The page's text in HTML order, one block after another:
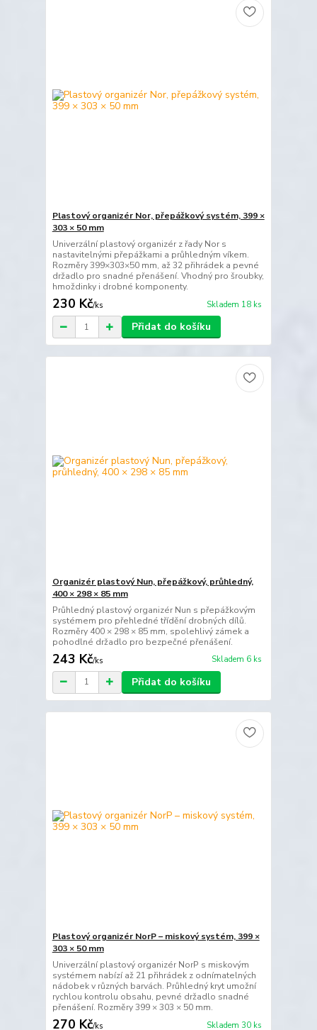
Plastový organizér Nor, přepážkový systém, 399 ×
303 × 50 mm
Univerzální plastový organizér z řady Nor s
nastavitelnými přepážkami a průhledným víkem.
Rozměry 399×303×50 mm, až 32 přihrádek a pevné
držadlo pro snadné přenášení. Vhodný pro šroubky,
hmoždinky i drobné komponenty.
230 Kč/ks Skladem 18 ks
Přidat do košíku
Organizér plastový Nun, přepážkový, průhledný,
400 × 298 × 85 mm
Průhledný plastový organizér Nun s přepážkovým
systémem pro přehledné třídění drobných dílů.
Rozměry 400 × 298 × 85 mm, spolehlivý zámek a
pohodlné držadlo pro bezpečné přenášení.
243 Kč/ks Skladem 6 ks
Přidat do košíku
Plastový organizér NorP – miskový systém, 399 ×
303 × 50 mm
Univerzální plastový organizér NorP s miskovým
systémem nabízí až 21 přihrádek z odnímatelných
nádobek v různých barvách. Průhledný kryt umožní
rychlou kontrolu obsahu, pevné držadlo snadné
přenášení. Rozměry 399 × 303 × 50 mm.
270 Kč/ks Skladem 30 ks